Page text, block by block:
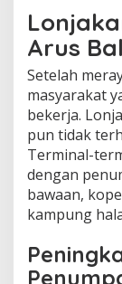
Arus
Setelah
masyarakat
bekerja.
pun tidak
Terminal-
dengan
bawaan,
kampung